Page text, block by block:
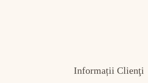
Informații Clienţi